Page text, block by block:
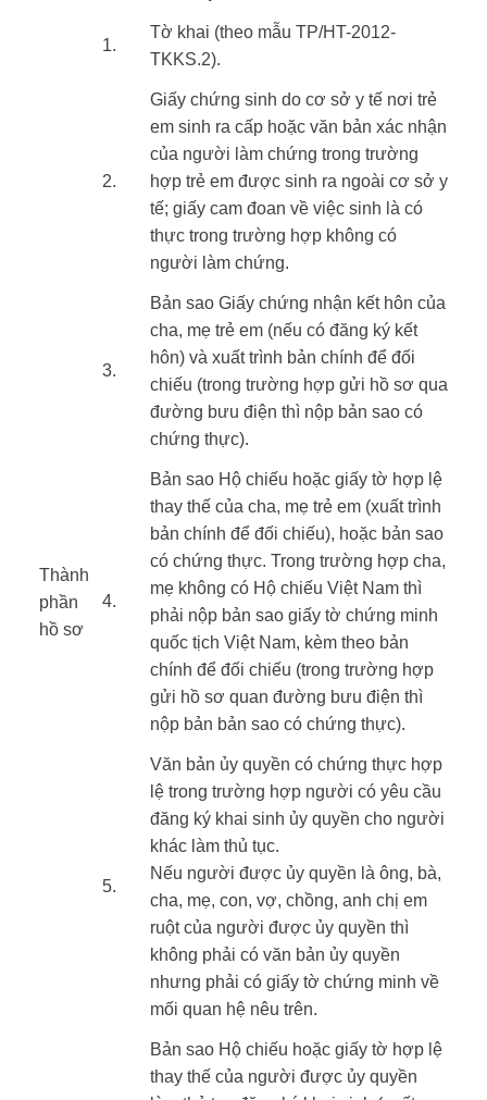
Thành
phần
hồ sơ ​
​1.
Tờ khai (theo mẫu TP/HT-2012-
TKKS.2).
​2.
Giấy chứng sinh do cơ sở y tế nơi trẻ
em sinh ra cấp hoặc văn bản xác nhận
của người làm chứng trong trường
hợp trẻ em được sinh ra ngoài cơ sở y
tế; giấy cam đoan về việc sinh là có
thực trong trường hợp không có
người làm chứng.
​3.
Bản sao Giấy chứng nhận kết hôn của
cha, mẹ trẻ em (nếu có đăng ký kết
hôn) và xuất trình bản chính để đối
chiếu (trong trường hợp gửi hồ sơ qua
đường bưu điện thì nộp bản sao có
chứng thực).
​4.
Bản sao Hộ chiếu hoặc giấy tờ hợp lệ
thay thế của cha, mẹ trẻ em (xuất trình
bản chính để đối chiếu), hoặc bản sao
có chứng thực. Trong trường hợp cha,
mẹ không có Hộ chiếu Việt Nam thì
phải nộp bản sao giấy tờ chứng minh
quốc tịch Việt Nam, kèm theo bản
chính để đối chiếu (trong trường hợp
gửi hồ sơ quan đường bưu điện thì
nộp bản bản sao có chứng thực).
​5.
​Văn bản ủy quyền có chứng thực hợp
lệ trong trường hợp người có yêu cầu
đăng ký khai sinh ủy quyền cho người
khác làm thủ tục.
Nếu người được ủy quyền là ông, bà,
cha, mẹ, con, vợ, chồng, anh chị em
ruột của người được ủy quyền thì
không phải có văn bản ủy quyền
nhưng phải có giấy tờ chứng minh về
mối quan hệ nêu trên.
​Bản sao Hộ chiếu hoặc giấy tờ hợp lệ
thay thế của người được ủy quyền